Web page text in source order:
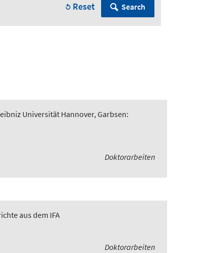
Reset Search
Universität Hannover, Garbsen:
Doktorarbeiten
aus dem IFA
Doktorarbeiten